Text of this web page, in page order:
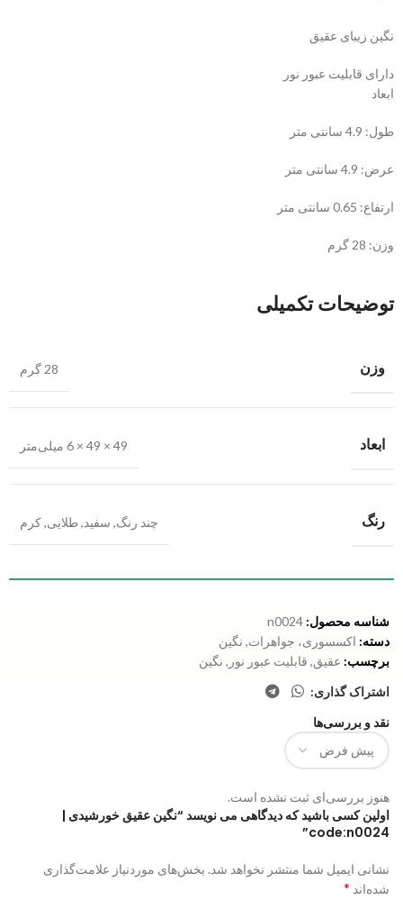
نگین زیبای عقیق
دارای قابلیت عبور نور
ابعاد
طول: 4.9 سانتی متر
عرض: 4.9 سانتی متر
ارتفاع: 0.65 سانتی متر
وزن: 28 گرم
توضیحات تکمیلی
وزن 28 گرم
ابعاد 49 × 49 × 6 میلی‌متر
رنگ چند رنگ, سفید, طلایی,کرم
شناسه محصول: n0024
دسته: اکسسوری، جواهرات, نگین
برچسب: عقیق, قابلیت عبور نور , نگین
اشتراک گذاری:
نقد و بررسی‌ها
هنوز بررسی‌ای ثبت نشده است.
اولین کسی باشید که دیدگاهی می نویسد “نگین عقیق خورشیدی |
code:n0024”
نشانی ایمیل شما منتشر نخواهد شد. بخش‌های موردنیاز علامت‌گذاری
شده‌اند *